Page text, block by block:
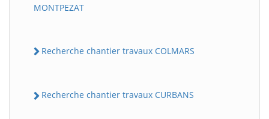
MONTPEZAT
Recherche chantier travaux COLMARS
Recherche chantier travaux CURBANS